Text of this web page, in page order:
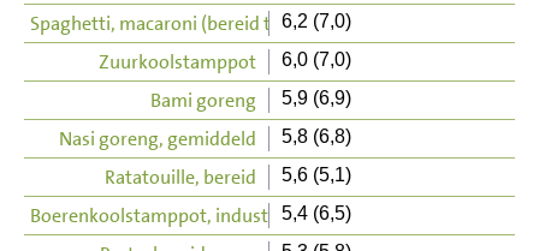
Spaghetti, macaroni (bereid tom.saus)
6,2 (7,0)
Zuurkoolstamppot 6,0 (7,0)
Bami goreng 5,9 (6,9)
Nasi goreng, gemiddeld 5,8 (6,8)
Ratatouille, bereid 5,6 (5,1)
Boerenkoolstamppot, industrieel5,4 (6,5)